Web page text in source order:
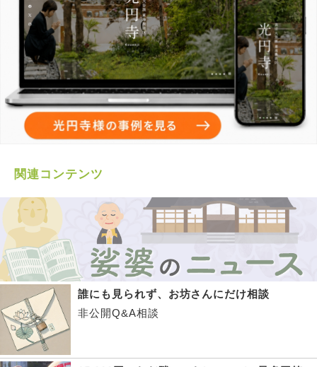
関連コンテンツ
誰にも見られず、お坊さんにだけ相談
非公開Q&A相談